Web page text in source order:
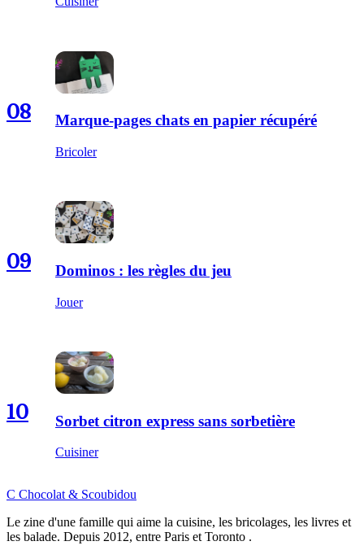
08 Marque-pages chats en papier récupéré
Bricoler
09 Dominos : les règles du jeu
Jouer
10 Sorbet citron express sans sorbetière
Cuisiner
C Chocolat & Scoubidou
Le zine d'une famille qui aime la cuisine, les bricolages, les livres et
les balade. Depuis 2012, entre Paris et Toronto .